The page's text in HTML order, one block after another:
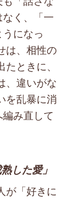
く、「一
になっ
は、相性の
ときに、
、違いがな
を乱暴に消
み直して
した愛」
が「好きに